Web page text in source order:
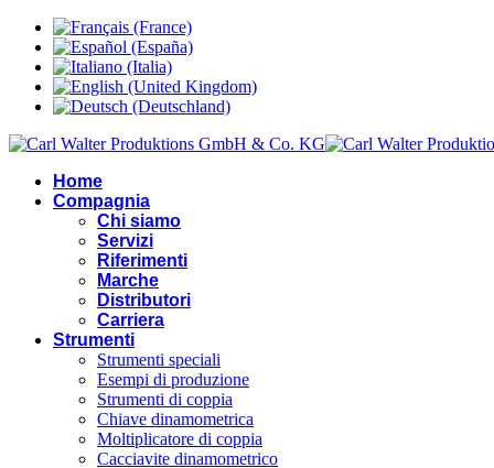
Home
Compagnia
Chi siamo
Servizi
Riferimenti
Marche
Distributori
Carriera
Strumenti
Strumenti speciali
Esempi di produzione
Strumenti di coppia
Chiave dinamometrica
Moltiplicatore di coppia
Cacciavite dinamometrico